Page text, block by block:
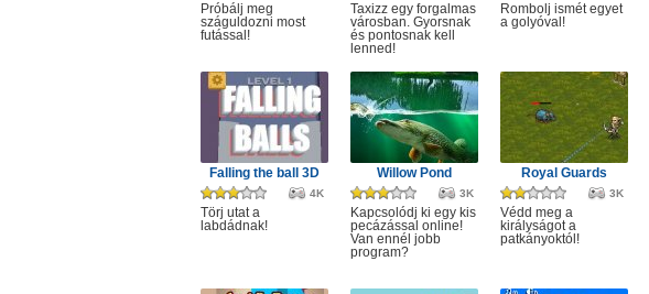
Próbálj meg
száguldozni most
futással!
Taxizz egy forgalmas
városban. Gyorsnak
és pontosnak kell
lenned!
Rombolj ismét egyet
a golyóval!
Falling the ball 3D
4K
Törj utat a
labdádnak!
Willow Pond
3K
Kapcsolódj ki egy kis
pecázással online!
Van ennél jobb
program?
Royal Guards
3K
Védd meg a
királyságot a
patkányoktól!